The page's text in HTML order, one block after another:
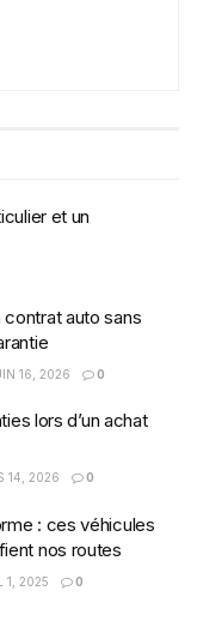
et un
auto sans
16, 2026 0
lors d’un achat
14, 2026 0
: ces véhicules
nos routes
1, 2025 0